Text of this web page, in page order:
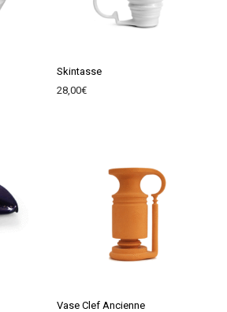
Skintasse
28,00€
Vase Clef Ancienne